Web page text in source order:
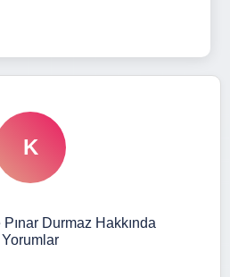
K
Durmaz Hakkında
Yorumlar